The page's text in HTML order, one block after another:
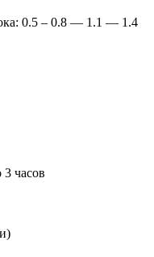
0.5 – 0.8 — 1.1 — 1.4
3 часов